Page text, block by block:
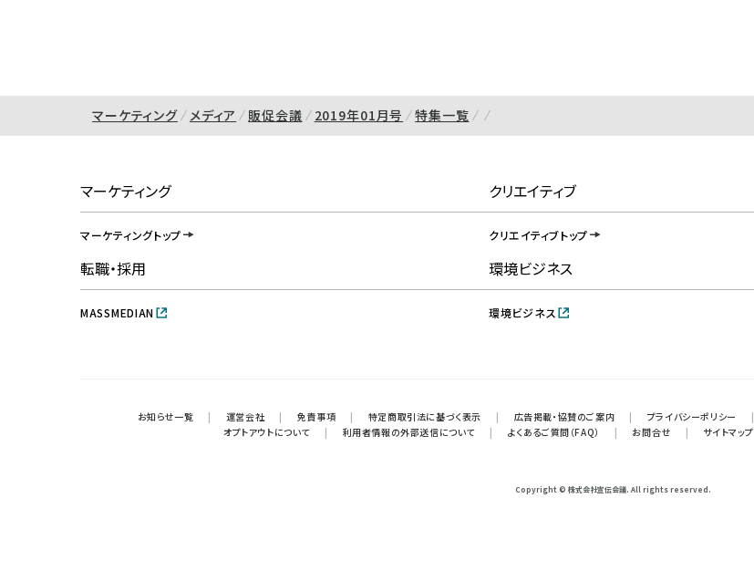
マーケティング メディア 販促会議 2019年01月号 特集一覧
マーケティング
マーケティングトップ
クリエイティブ
クリエイティブトップ
転職・採用
MASSMEDIAN
環境ビジネス
環境ビジネス
お知らせ一覧 | 運営会社 | 免責事項 | 特定商取引法に基づく表示 | 広告掲載・協賛のご案内 | プライバシーポリシー |
オプトアウトについて
| 利用者情報の外部送信について | よくあるご質問（FAQ） | お問合せ | サイトマップ
Copyright © 株式会社宣伝会議. All rights reserved.